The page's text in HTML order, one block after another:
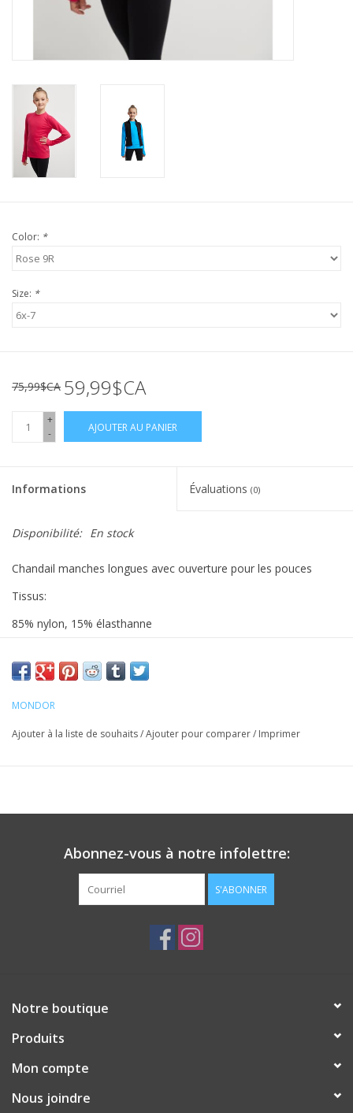
Color: *
Size: *
75,99$CA 59,99$CA
+
-
AJOUTER AU PANIER
Informations Évaluations (0)
Disponibilité: En stock
Chandail manches longues avec ouverture pour les pouces
Tissus:
85% nylon, 15% élasthanne
MONDOR
Ajouter à la liste de souhaits/Ajouter pour comparer/ Imprimer
Abonnez-vous à notre infolettre:
S'ABONNER
Notre boutique
Produits
Mon compte
Nous joindre